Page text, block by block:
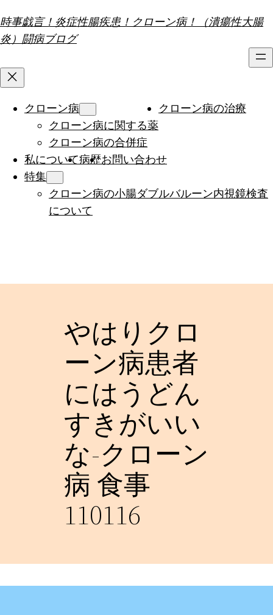
容
を
キ
時事戯言！炎症性腸疾患！クローン病！（潰瘍性大腸
炎）闘病ブログ
クローン病
クローン病に関する薬
クローン病の合併症
クローン病の治療
私について病歴お問い合わせ
特集
クローン病の小腸ダブルバルーン内視鏡検査
について
やはりクロ
ーン病患者
にはうどん
すきがいい
な-クローン
病 食事
110116